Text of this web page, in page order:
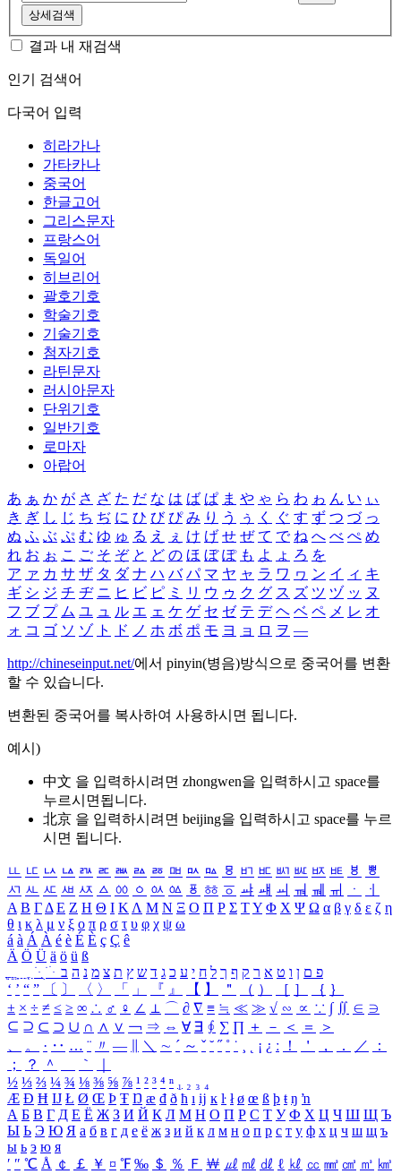
상세검색
결과 내 재검색
인기 검색어
다국어 입력
히라가나
가타카나
중국어
한글고어
그리스문자
프랑스어
독일어
히브리어
괄호기호
학술기호
기술기호
첨자기호
라틴문자
러시아문자
단위기호
일반기호
로마자
아랍어
あ ぁ か が さ ざ た だ な は ば ぱ ま や ゃ ら わ ゎ ん い ぃ
き ぎ し じ ち ぢ に ひ び ぴ み り う ぅ く ぐ す ず つ づ っ
ぬ ふ ぶ ぷ む ゆ ゅ る え ぇ け げ せ ぜ て で ね へ べ ぺ め
れ お ぉ こ ご そ ぞ と ど の ほ ぼ ぽ も よ ょ ろ を
ア ァ カ サ ザ タ ダ ナ ハ バ パ マ ヤ ャ ラ ワ ヮ ン イ ィ キ
ギ シ ジ チ ヂ ニ ヒ ビ ピ ミ リ ウ ゥ ク グ ス ズ ツ ヅ ッ ヌ
フ ブ プ ム ユ ュ ル エ ェ ケ ゲ セ ゼ テ デ ヘ ベ ペ メ レ オ
ォ コ ゴ ソ ゾ ト ド ノ ホ ボ ポ モ ヨ ョ ロ ヲ ―
http://chineseinput.net/에서 pinyin(병음)방식으로 중국어를 변환
할 수 있습니다.
변환된 중국어를 복사하여 사용하시면 됩니다.
예시)
中文 을 입력하시려면 zhongwen을 입력하시고 space를
누르시면됩니다.
北京 을 입력하시려면 beijing을 입력하시고 space를 누르
시면 됩니다.
ㅥ ㅦ ㅧ ㅨ ㅩ ㅪ ㅫ ㅬ ㅭ ㅮ ㅯ ㅰ ㅱ ㅲ ㅳ ㅴ ㅵ ㅶ ㅷ ㅸ
ㅹ
ㅺ ㅻ ㅼ ㅽ ㅾ ㅿ ㆀ ㆁ ㆂ ㆃ ㆄ ㆅ ㆆ ㆇ ㆈ ㆉ ㆊ ㆋ ㆌ ㆍ
ㆎ
Α Β ΓΔ Ε Ζ Η Θ Ι ΚΛ Μ Ν Ξ Ο Π Ρ Σ ΤΥ Φ Χ Ψ Ω α β γ δ ε ζ η
θ ι κ λ μ ν ξ ο π ρ σ τ υ φ χ ψ ω
á à Á À é è É È ç Ç ê
Ä Ö Ü ä ö ü ß
ִֶֹ ֻּ ׁׂ פ ם ן ו ט א ר ק ף ך ל ח י ע כ ג ד ש ץ ת צ מ נ ה ב
‘ ’ “ ” 〔 〕 〈 〉 「 」 『 』 【 】 ＂ （ ） ［ ］ ｛ ｝
± × ÷ ≠ ≤ ≥ ∞ ∴ ♂ ♀ ∠ ⊥ ⌒ ∂ ∇ ≡ ≒ ≪ ≫ √ ∽ ∝ ∵ ∫ ∬ ∈ ∋
⊆ ⊇ ⊂ ⊃ ∪ ∩ ∧ ∨ ￢ ⇒ ⇔ ∀ ∃ ∮ ∑ ∏ ＋ － ＜ ＝
＞
、
。 · ‥ … ¨ 〃 ― ＼ ∼ ´ ～ ˇ ˘ ˝ ˚ ˙ ¸ ¡ ¿ ː ！ ＇ ， ． ／
：
；
？ ＾ ｀
½ ⅓ ⅔ ¼ ¾ ⅛ ⅜ ⅝ ⅞ ¹ ² ³ ⁴ ⁿ ₁ ₂ ₃ ₄
Æ Ð Ħ Ĳ Ł Ø Œ Þ Ŧ Ŋ æ đ ð ħ ı ĳ ĸ ŀ ł ø œ ß þ ŧ ŋ ŉ
А Б В Г Д Е Ё Ж З И Й К Л М Н О П Р С Т У Ф Х Ц Ч Ш Щ Ъ
Ы Ь Э Ю Я а б в г д е ё ж з и й к л м н о п р с т у ф х ц ч ш щ ъ
ы ь э ю я
′ ″ ℃ Å ￠ ￡ ￥ ¤ ℉ ‰ ＄ ％ Ｆ ￦ ㎕ ㎖ ㎗ ℓ ㎘ ㏄ ㎣ ㎤ ㎥ ㎦